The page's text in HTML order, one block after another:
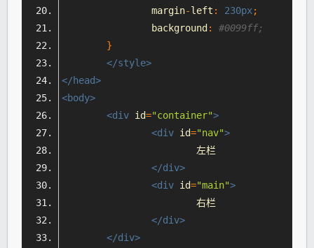
		margin
-left : 230px;
		background
:
#0099ff;
}
</style>
</head>
<body>
<div id="container">
<div id="nav">
			左栏
</div>
<div id="main">
			右栏
</div>
</div>